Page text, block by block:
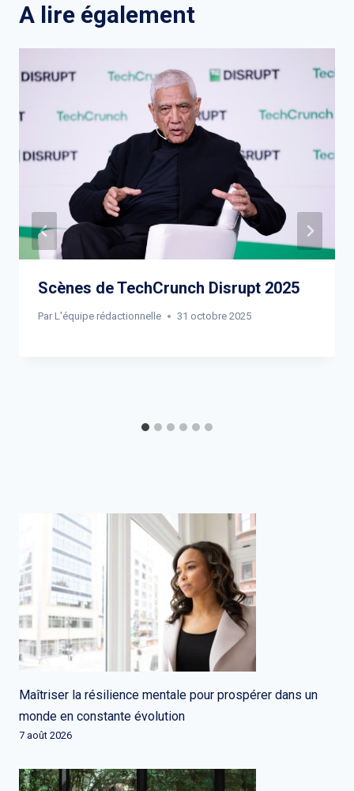
A lire également
Scènes de TechCrunch Disrupt 2025
Par L'équipe rédactionnelle 31 octobre 2025
Maîtriser la résilience mentale pour prospérer dans un
monde en constante évolution
7 août 2026